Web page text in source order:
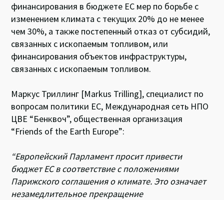
финансирования в бюджете ЕС мер по борьбе с
изменением климата с текущих 20% до не менее
чем 30%, а также постепенный отказ от субсидий,
связанных с ископаемым топливом, или
финансирования объектов инфраструктуры,
связанных с ископаемым топливом.
Маркус Триллинг [Markus Trilling], специалист по
вопросам политики ЕС, Международная сеть НПО
ЦВЕ “Бенквоч”, общественная организация
“Friends of the Earth Europe”:
“Европейский Парламент просит привести
бюджет ЕС в соответствие с положениями
Парижского соглашения о климате. Это означает
незамедлительное прекращение